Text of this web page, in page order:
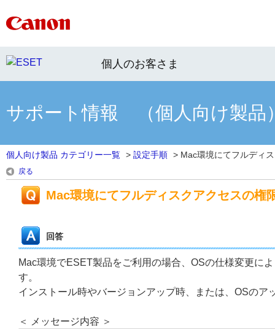
個人のお客さま
サポート情報 （個人向け製品
個人向け製品 カテゴリー一覧 > 設定手順 > Mac環境にてフルディ
戻る
Mac環境にてフルディスクアクセスの権
回答
Mac環境でESET製品をご利用の場合、OSの仕様変更に
す。
インストール時やバージョンアップ時、または、OSの
＜ メッセージ内容 ＞